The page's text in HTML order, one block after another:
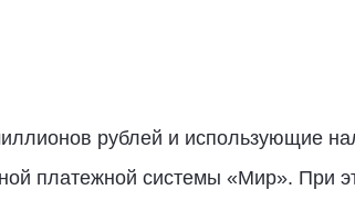
рублей и использующие
платежной системы «Мир». При